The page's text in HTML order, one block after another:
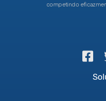
competindo